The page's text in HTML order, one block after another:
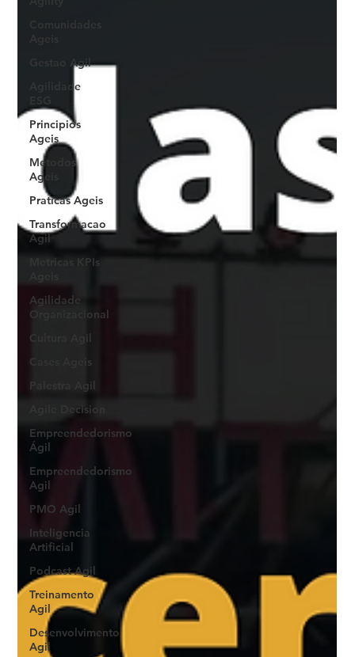
Comunidades
Gestao Agil
Agilidade
Principios
Ageis
Metodos
Ageis
Praticas Ageis
Transformacao
Agil
Metricas KPIs
Agilidade
Organizacional
Cultura Agil
Cases Ageis
Palestra Agil
Agile Decision
Empreendedorismo
Ágil
Empreendedorismo
Agil
PMO Agil
Inteligencia
Artificial
Podcast Agil
Treinamento
Agil
Desenvolvimento
Agil